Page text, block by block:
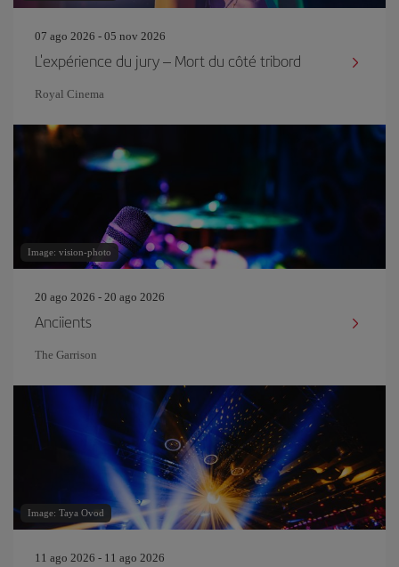
07 ago 2026 - 05 nov 2026
L'expérience du jury – Mort du côté tribord
Royal Cinema
Image: vision-photo
20 ago 2026 - 20 ago 2026
Anciients
The Garrison
Image: Taya Ovod
11 ago 2026 - 11 ago 2026